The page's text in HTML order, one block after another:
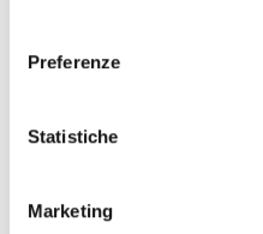
momento dalla
raccogliere
geografica, con
Identificare il tuo
Preferenze
Statistiche
Marketing